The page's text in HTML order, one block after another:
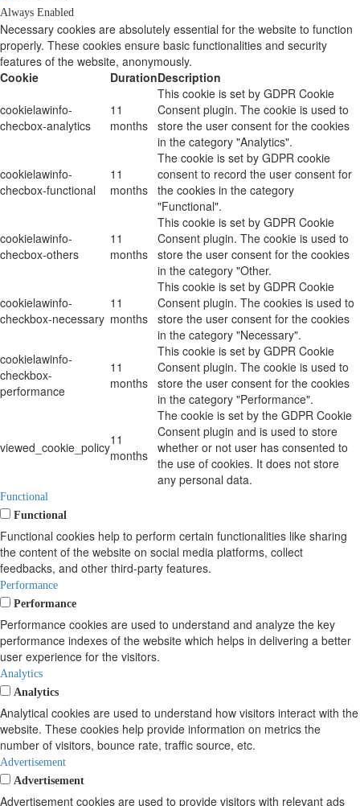
Always Enabled
Necessary cookies are absolutely essential for the website to function
properly. These cookies ensure basic functionalities and security
features of the website, anonymously.
Cookie
DurationDescription
cookielawinfo-
checbox-analytics
11
months
This cookie is set by GDPR Cookie
Consent plugin. The cookie is used to
store the user consent for the cookies
in the category "Analytics".
cookielawinfo-
checbox-functional
11
months
The cookie is set by GDPR cookie
consent to record the user consent for
the cookies in the category
"Functional".
cookielawinfo-
checbox-others
11
months
This cookie is set by GDPR Cookie
Consent plugin. The cookie is used to
store the user consent for the cookies
in the category "Other.
cookielawinfo-
checkbox-necessary
11
months
This cookie is set by GDPR Cookie
Consent plugin. The cookies is used to
store the user consent for the cookies
in the category "Necessary".
cookielawinfo-
checkbox-
performance
11
months
This cookie is set by GDPR Cookie
Consent plugin. The cookie is used to
store the user consent for the cookies
in the category "Performance".
viewed_cookie_policy11
months
The cookie is set by the GDPR Cookie
Consent plugin and is used to store
whether or not user has consented to
the use of cookies. It does not store
any personal data.
Functional
Functional
Functional cookies help to perform certain functionalities like sharing
the content of the website on social media platforms, collect
feedbacks, and other third-party features.
Performance
Performance
Performance cookies are used to understand and analyze the key
performance indexes of the website which helps in delivering a better
user experience for the visitors.
Analytics
Analytics
Analytical cookies are used to understand how visitors interact with the
website. These cookies help provide information on metrics the
number of visitors, bounce rate, traffic source, etc.
Advertisement
Advertisement
Advertisement cookies are used to provide visitors with relevant ads